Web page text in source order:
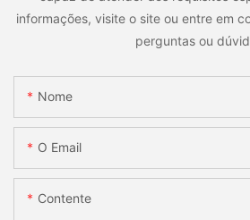
informações, visite o site ou entre em
perguntas ou
Nome
O Email
Contente